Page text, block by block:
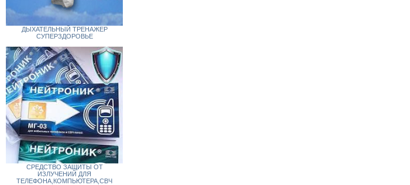
ДЫХАТЕЛЬНЫЙ ТРЕНАЖЕР
СУПЕРЗДОРОВЬЕ
СРЕДСТВО ЗАЩИТЫ ОТ
ИЗЛУЧЕНИЙ ДЛЯ
ТЕЛЕФОНА,КОМПЬЮТЕРА,СВЧ